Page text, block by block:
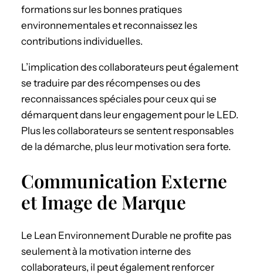
formations sur les bonnes pratiques
environnementales et reconnaissez les
contributions individuelles.
L’implication des collaborateurs peut également
se traduire par des récompenses ou des
reconnaissances spéciales pour ceux qui se
démarquent dans leur engagement pour le LED.
Plus les collaborateurs se sentent responsables
de la démarche, plus leur motivation sera forte.
Communication Externe
et Image de Marque
Le Lean Environnement Durable ne profite pas
seulement à la motivation interne des
collaborateurs, il peut également renforcer